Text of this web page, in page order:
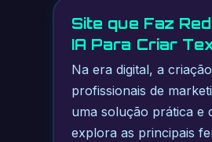
Site que Faz
IA Para Criar
Na era digital, a
profissionais de
uma solução prática e
explora as principais